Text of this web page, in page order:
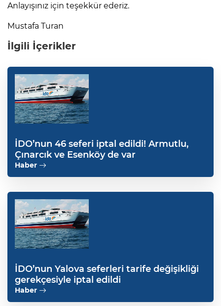
Anlayışınız için teşekkür ederiz.
Mustafa Turan
İlgili İçerikler
İDO’nun 46 seferi iptal edildi! Armutlu,
Çınarcık ve Esenköy de var
Haber
İDO’nun Yalova seferleri tarife değişikliği
gerekçesiyle iptal edildi
Haber